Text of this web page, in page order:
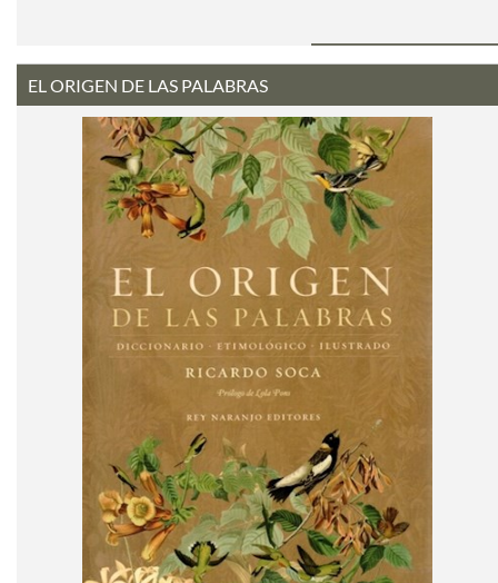
EL ORIGEN DE LAS PALABRAS